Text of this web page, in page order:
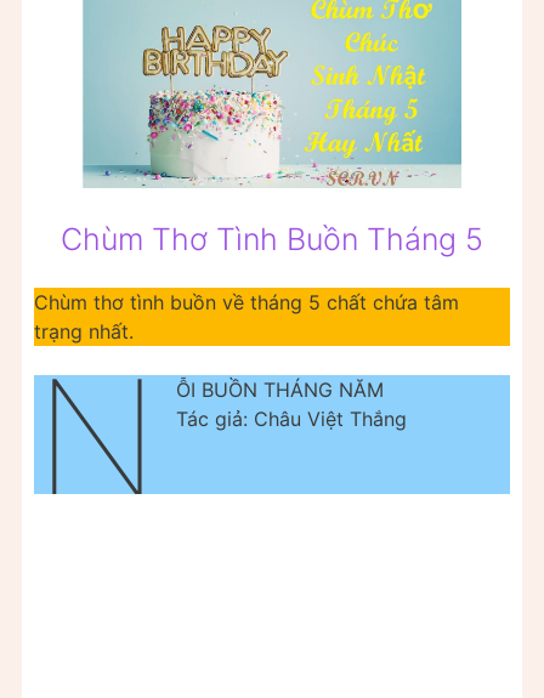
Chùm Thơ Tình Buồn Tháng 5
Chùm thơ tình buồn về tháng 5 chất chứa tâm
trạng nhất.
N
ỖI BUỒN THÁNG NĂM
Tác giả: Châu Việt Thắng